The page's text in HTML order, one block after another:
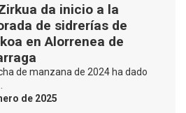
da inicio a la
de sidrerías de
en Alorrenea de
de manzana de 2024 ha dado
de 2025